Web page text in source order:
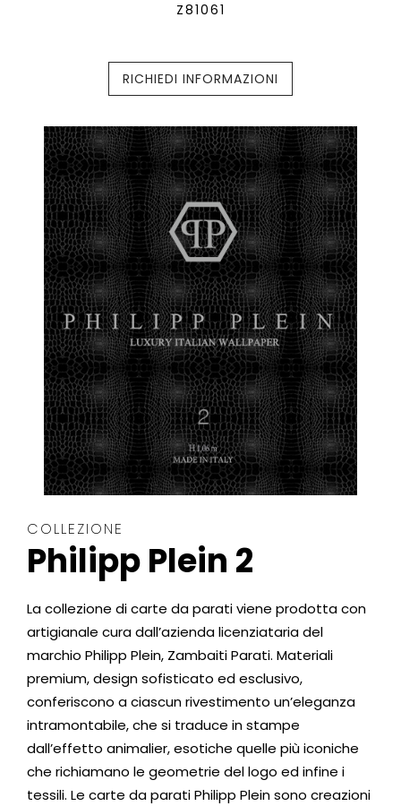
Z81061
RICHIEDI INFORMAZIONI
COLLEZIONE
Philipp Plein 2
La collezione di carte da parati viene prodotta con
artigianale cura dall’azienda licenziataria del
marchio Philipp Plein, Zambaiti Parati. Materiali
premium, design sofisticato ed esclusivo,
conferiscono a ciascun rivestimento un’eleganza
intramontabile, che si traduce in stampe
dall’effetto animalier, esotiche quelle più iconiche
che richiamano le geometrie del logo ed infine i
tessili. Le carte da parati Philipp Plein sono creazioni